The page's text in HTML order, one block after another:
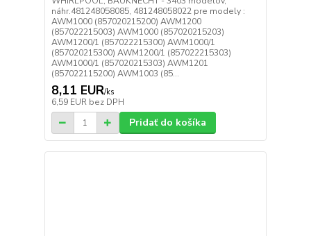
náhr.481248058085, 481248058022 pre modely :
AWM1000 (857020215200) AWM1200
(857022215003) AWM1000 (857020215203)
AWM1200/1 (857022215300) AWM1000/1
(857020215300) AWM1200/1 (857022215303)
AWM1000/1 (857020215303) AWM1201
(857022115200) AWM1003 (85...
8,11 EUR/ks
6,59 EUR bez DPH
Pridať do košíka